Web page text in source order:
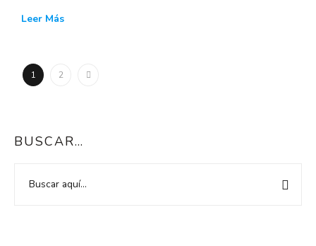
BUSCAR…
Leer Más
1 2